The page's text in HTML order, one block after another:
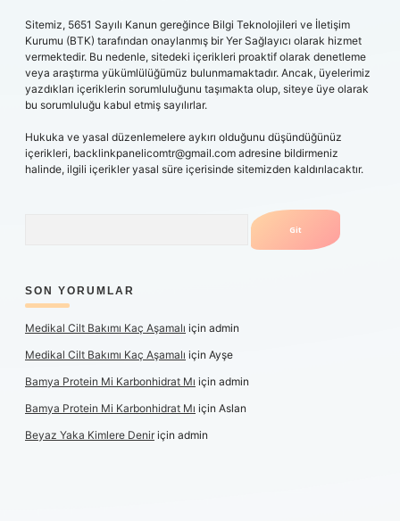
Sitemiz, 5651 Sayılı Kanun gereğince Bilgi Teknolojileri ve İletişim
Kurumu (BTK) tarafından onaylanmış bir Yer Sağlayıcı olarak hizmet
vermektedir. Bu nedenle, sitedeki içerikleri proaktif olarak denetleme
veya araştırma yükümlülüğümüz bulunmamaktadır. Ancak, üyelerimiz
yazdıkları içeriklerin sorumluluğunu taşımakta olup, siteye üye olarak
bu sorumluluğu kabul etmiş sayılırlar.
Hukuka ve yasal düzenlemelere aykırı olduğunu düşündüğünüz
içerikleri, backlinkpanelicomtr@gmail.com adresine bildirmeniz
halinde, ilgili içerikler yasal süre içerisinde sitemizden kaldırılacaktır.
SON YORUMLAR
Medikal Cilt Bakımı Kaç Aşamalı için admin
Medikal Cilt Bakımı Kaç Aşamalı için Ayşe
Bamya Protein Mi Karbonhidrat Mı için admin
Bamya Protein Mi Karbonhidrat Mı için Aslan
Beyaz Yaka Kimlere Deniriçin admin